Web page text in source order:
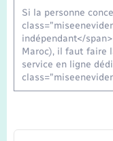
Si la personne
indépendant</
Maroc), il faut faire
service en ligne